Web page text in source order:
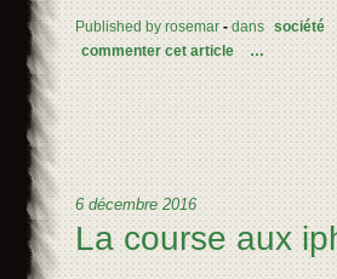
Published by rosemar - dans société
commenter cet article
…
6 décembre 2016
La course aux